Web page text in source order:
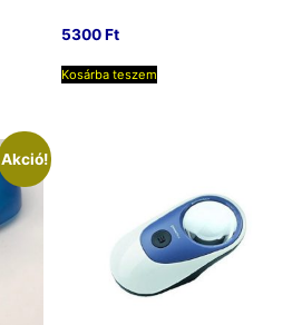
5300Ft
Kosárba teszem
Akció!